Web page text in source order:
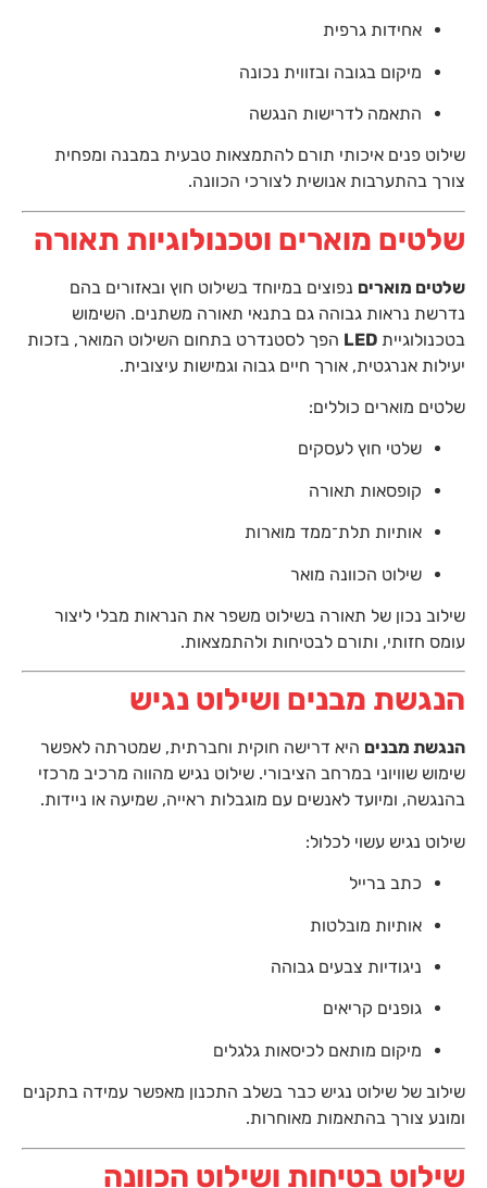
אחידות גרפית
מיקום בגובה ובזווית נכונה
התאמה לדרישות הנגשה
שילוט פנים איכותי תורם להתמצאות טבעית במבנה ומפחית
צורך בהתערבות אנושית לצורכי הכוונה.
שלטים מוארים וטכנולוגיות תאורה
שלטים מוארים נפוצים במיוחד בשילוט חוץ ובאזורים בהם
נדרשת נראות גבוהה גם בתנאי תאורה משתנים. השימוש
בטכנולוגיית LED הפך לסטנדרט בתחום השילוט המואר, בזכות
יעילות אנרגטית, אורך חיים גבוה וגמישות עיצובית.
שלטים מוארים כוללים:
שלטי חוץ לעסקים
קופסאות תאורה
אותיות תלת־ממד מוארות
שילוט הכוונה מואר
שילוב נכון של תאורה בשילוט משפר את הנראות מבלי ליצור
עומס חזותי, ותורם לבטיחות ולהתמצאות.
הנגשת מבנים ושילוט נגיש
הנגשת מבנים היא דרישה חוקית וחברתית, שמטרתה לאפשר
שימוש שוויוני במרחב הציבורי. שילוט נגיש מהווה מרכיב מרכזי
בהנגשה, ומיועד לאנשים עם מוגבלות ראייה, שמיעה או ניידות.
שילוט נגיש עשוי לכלול:
כתב ברייל
אותיות מובלטות
ניגודיות צבעים גבוהה
גופנים קריאים
מיקום מותאם לכיסאות גלגלים
שילוב של שילוט נגיש כבר בשלב התכנון מאפשר עמידה בתקנים
ומונע צורך בהתאמות מאוחרות.
שילוט בטיחות ושילוט הכוונה